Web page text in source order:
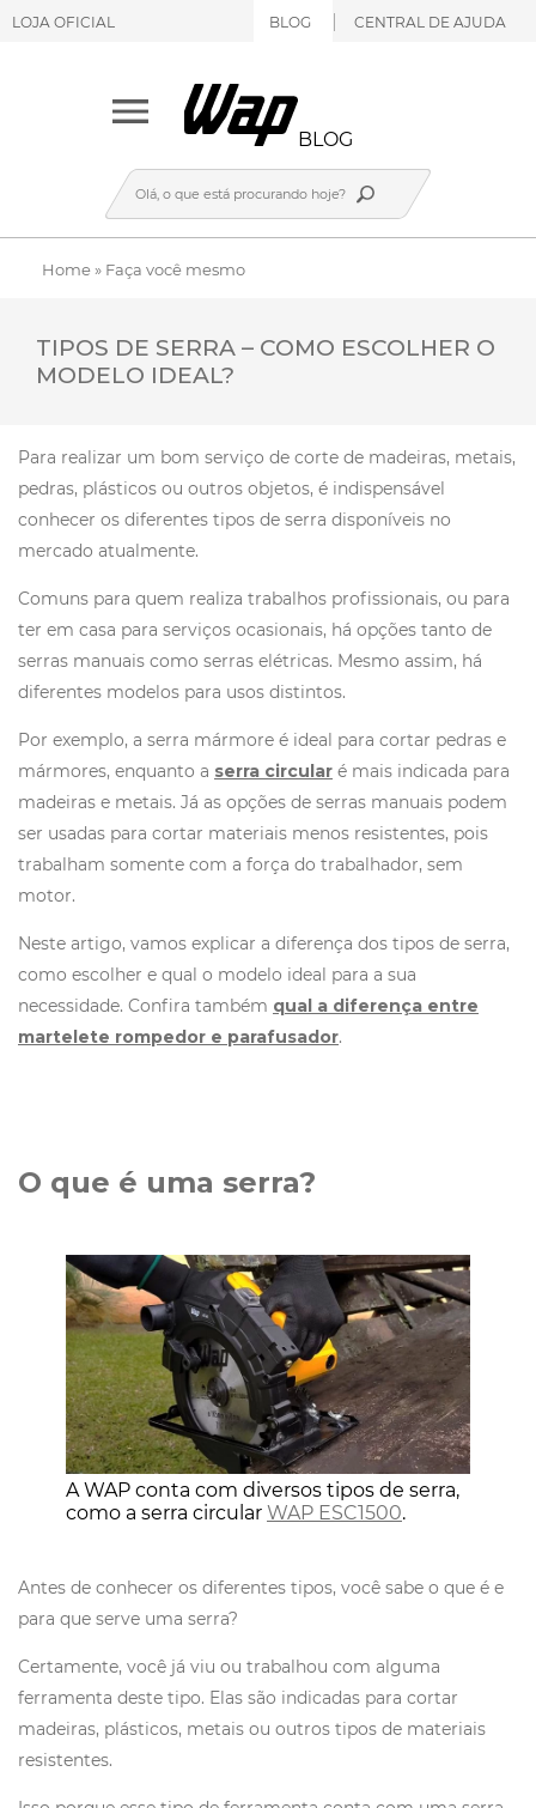
LOJA OFICIAL BLOG CENTRAL DE AJUDA
BLOG
Home» Faça você mesmo
TIPOS DE SERRA – COMO ESCOLHER O
MODELO IDEAL?
Para realizar um bom serviço de corte de madeiras, metais,
pedras, plásticos ou outros objetos, é indispensável
conhecer os diferentes tipos de serra disponíveis no
mercado atualmente.
Comuns para quem realiza trabalhos profissionais, ou para
ter em casa para serviços ocasionais, há opções tanto de
serras manuais como serras elétricas. Mesmo assim, há
diferentes modelos para usos distintos.
Por exemplo, a serra mármore é ideal para cortar pedras e
mármores, enquanto a serra circular é mais indicada para
madeiras e metais. Já as opções de serras manuais podem
ser usadas para cortar materiais menos resistentes, pois
trabalham somente com a força do trabalhador, sem
motor.
Neste artigo, vamos explicar a diferença dos tipos de serra,
como escolher e qual o modelo ideal para a sua
necessidade. Confira também qual a diferença entre
martelete rompedor e parafusador.
O que é uma serra?
A WAP conta com diversos tipos de serra,
como a serra circular WAP ESC1500.
Antes de conhecer os diferentes tipos, você sabe o que é e
para que serve uma serra?
Certamente, você já viu ou trabalhou com alguma
ferramenta deste tipo. Elas são indicadas para cortar
madeiras, plásticos, metais ou outros tipos de materiais
resistentes.